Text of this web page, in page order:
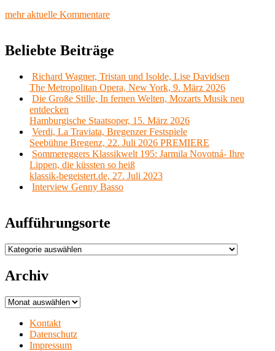
mehr aktuelle Kommentare
Beliebte Beiträge
Richard Wagner, Tristan und Isolde, Lise Davidsen
The Metropolitan Opera, New York, 9. März 2026
Die Große Stille, In fernen Welten, Mozarts Musik neu
entdecken
Hamburgische Staatsoper, 15. März 2026
Verdi, La Traviata, Bregenzer Festspiele
Seebühne Bregenz, 22. Juli 2026 PREMIERE
Sommereggers Klassikwelt 195: Jarmila Novotná- Ihre
Lippen, die küssten so heiß
klassik-begeistert.de, 27. Juli 2023
Interview Genny Basso
Aufführungsorte
Aufführungsorte
Archiv
Archiv
Kontakt
Datenschutz
Impressum